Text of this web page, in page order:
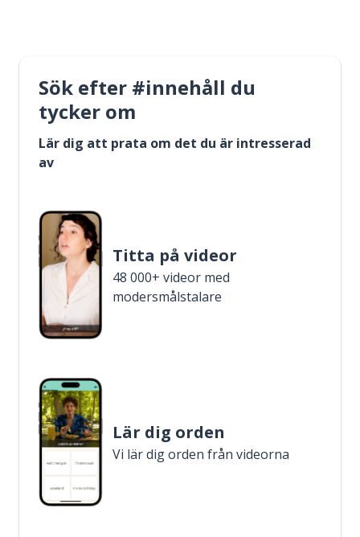
Sök efter #innehåll du
tycker om
Lär dig att prata om det du är intresserad
av
Titta på videor
48 000+ videor med
modersmålstalare
Lär dig orden
Vi lär dig orden från videorna